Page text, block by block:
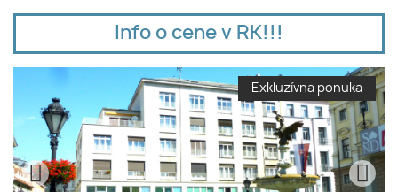
Info o cene v RK!!!
Exkluzívna ponuka